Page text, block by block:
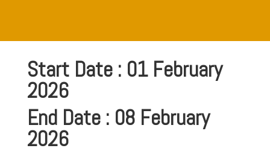
Start Date : 01 February
2026
End Date : 08 February
2026